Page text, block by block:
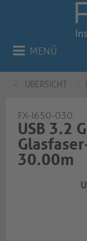
MENÜ
ÜBERSICHT
FX-I650-030
USB 3.2
30.00m